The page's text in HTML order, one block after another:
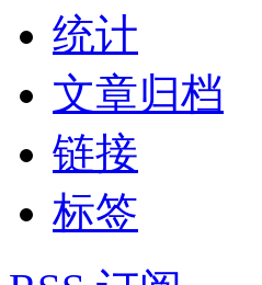
统计
文章归档
链接
标签